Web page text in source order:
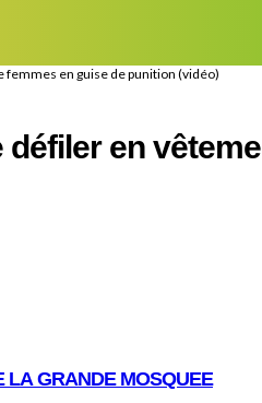
en guise de punition (vidéo)
en
LA GRANDE MOSQUEE